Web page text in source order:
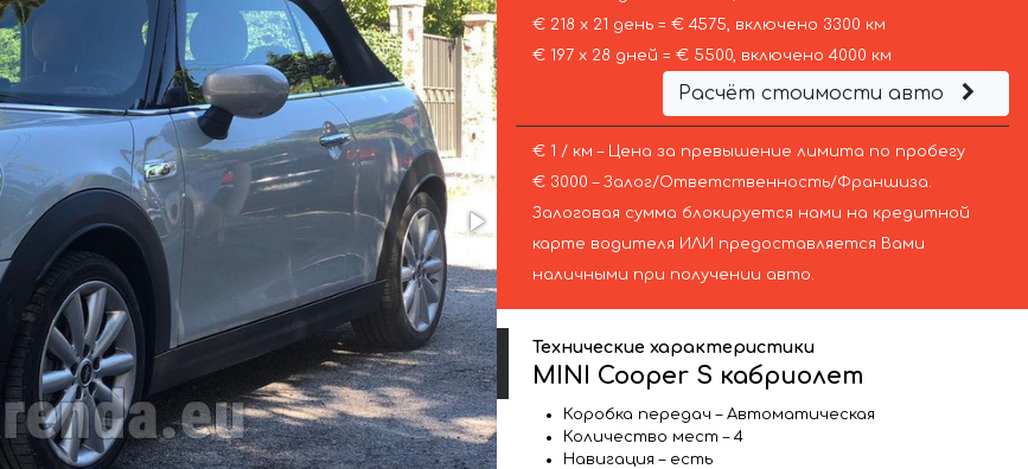
€ 218 х 21 день = € 4575, включено 3300 км
€ 197 х 28 дней = € 5500, включено 4000 км
Расчёт стоимости авто
€ 1 / км – Цена за превышение лимита по пробегу
€ 3000 – Залог/Ответственность/Франшиза.
Залоговая сумма блокируется нами на кредитной
карте водителя ИЛИ предоставляется Вами
наличными при получении авто.
Технические характеристики
MINI Cooper S кабриолет
Коробка передач – Автоматическая
Количество мест – 4
Навигация – есть